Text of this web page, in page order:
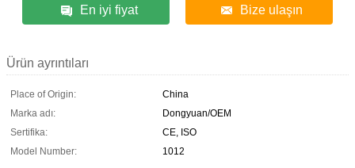
En iyi fiyat Bize ulaşın
Ürün ayrıntıları
Place of Origin:
China
Marka adı:
Dongyuan/OEM
Sertifika:
CE, ISO
Model Number:
1012